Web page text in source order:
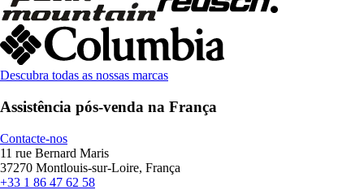
Descubra todas as nossas marcas
Assistência pós-venda na França
Contacte-nos
11 rue Bernard Maris
37270 Montlouis-sur-Loire, França
+33 1 86 47 62 58